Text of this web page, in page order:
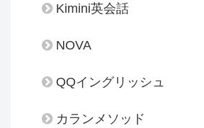
Kimini英会話
NOVA
QQイングリッシュ
カランメソッド